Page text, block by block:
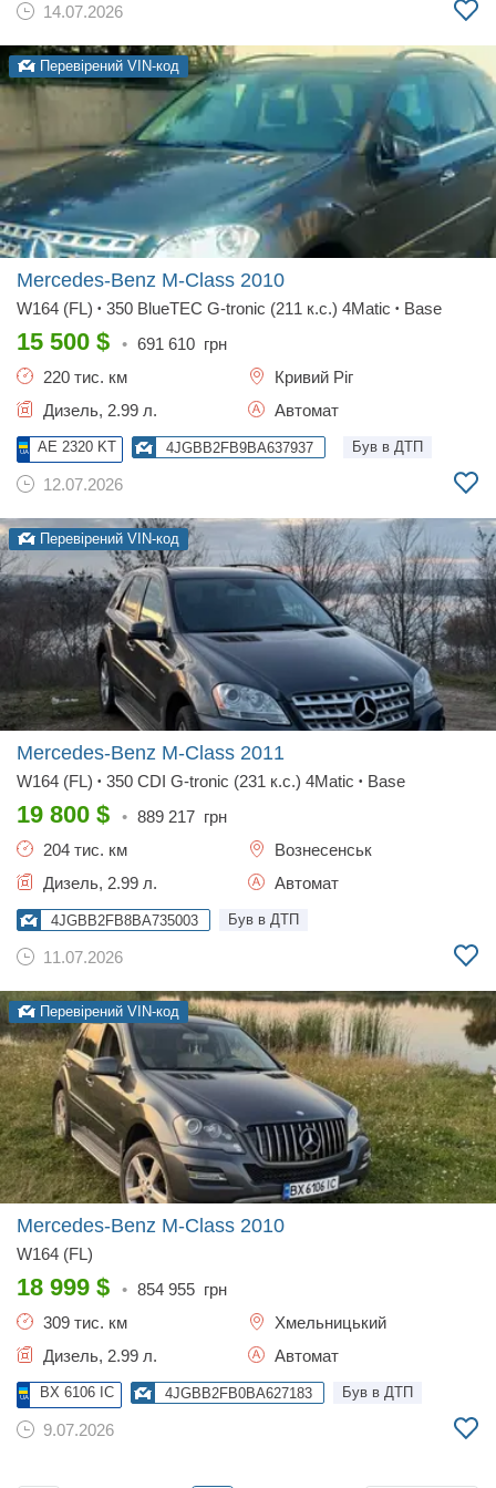
14.07.2026
Перевірений VIN-код
Mercedes-Benz M-Class 2010
W164 (FL) • 350 BlueTEC G-tronic (211 к.с.) 4Matic • Base
15 500 $ • 691 610 грн
220 тис. км
Кривий Ріг
Дизель, 2.99 л.
Автомат
AE 2320 KT 4JGBB2FB9BA637937 Був в ДТП
12.07.2026
Перевірений VIN-код
Mercedes-Benz M-Class 2011
W164 (FL) • 350 CDI G-tronic (231 к.с.) 4Matic • Base
19 800 $ • 889 217 грн
204 тис. км
Вознесенськ
Дизель, 2.99 л.
Автомат
4JGBB2FB8BA735003 Був в ДТП
11.07.2026
Перевірений VIN-код
Mercedes-Benz M-Class 2010
W164 (FL)
18 999 $ • 854 955 грн
309 тис. км
Хмельницький
Дизель, 2.99 л.
Автомат
BX 6106 IC 4JGBB2FB0BA627183 Був в ДТП
9.07.2026